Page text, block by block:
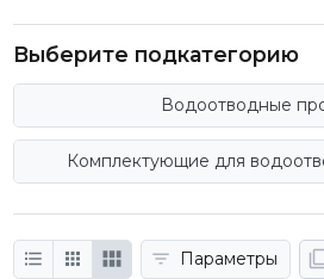
Выберите подкатегорию
Водоотводные
Комплектующие для
Параметры